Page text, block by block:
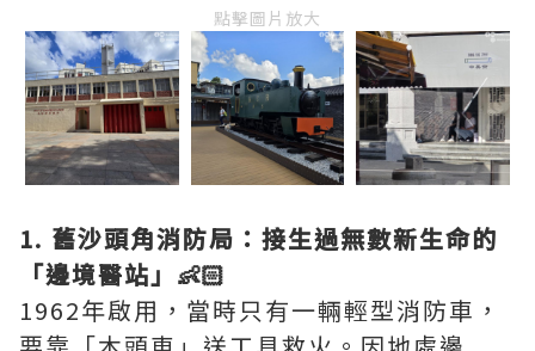
點擊圖片放大
1. 舊沙頭角消防局：接生過無數新生命的
「邊境醫站」👶🏻
1962年啟用，當時只有一輛輕型消防車，